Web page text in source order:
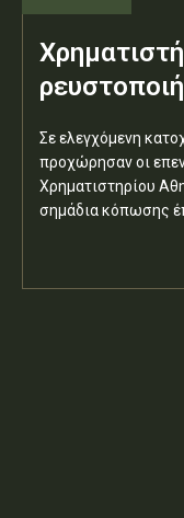
Σε ελεγχόμενη
προχώρησαν οι
Χρηματιστηρίου
σημάδια κόπωσης